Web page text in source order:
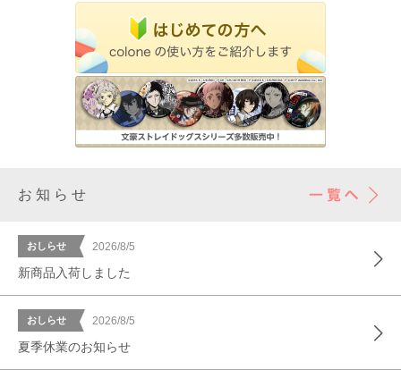
お知らせ
おしらせ 2026/8/5
新商品入荷しました
おしらせ 2026/8/5
夏季休業のお知らせ